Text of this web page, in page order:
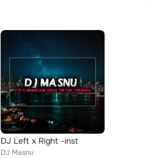
DJ Left x Right -inst
DJ Masnu